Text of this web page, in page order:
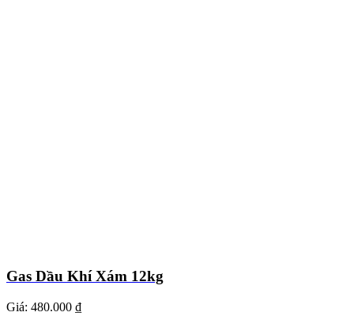
Gas Dầu Khí Xám 12kg
Giá: 480.000 ₫